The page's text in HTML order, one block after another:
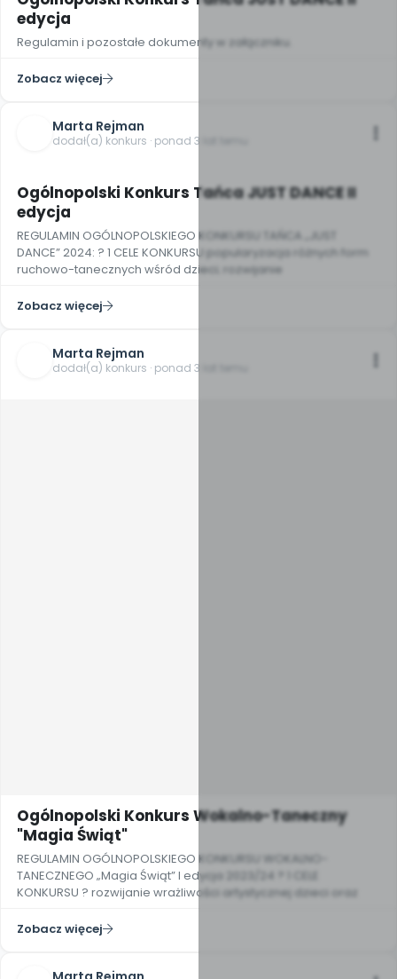
edycja
Regulamin i pozostałe dokumenty w załączniku.
Zobacz więcej
Marta Rejman
dodał(a) konkurs · ponad 3 lat temu
Ogólnopolski Konkurs Tańca JUST DANCE II
edycja
REGULAMIN OGÓLNOPOLSKIEGO KONKURSU TAŃCA „JUST
DANCE” 2024: ? 1 CELE KONKURSU popularyzacja różnych form
ruchowo-tanecznych wśród dzieci; rozwijanie
Zobacz więcej
Marta Rejman
dodał(a) konkurs · ponad 3 lat temu
Ogólnopolski Konkurs Wokalno-Taneczny
"Magia Świąt"
REGULAMIN OGÓLNOPOLSKIEGO KONKURSU WOKALNO-
TANECZNEGO „Magia Świąt” I edycja 2023/24 ? 1 CELE
KONKURSU ? rozwijanie wrażliwości artystycznej dzieci oraz
Zobacz więcej